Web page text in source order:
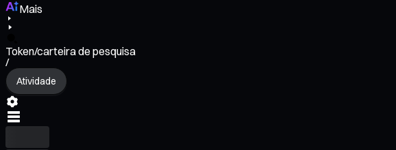
Mais
Token/carteira de pesquisa
/
Atividade